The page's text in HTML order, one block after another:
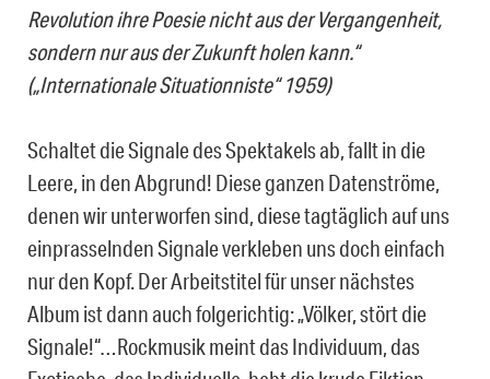
Revolution ihre Poesie nicht aus der Vergangenheit,
sondern nur aus der Zukunft holen kann.“
(„Internationale Situationniste“ 1959)
Schaltet die Signale des Spektakels ab, fallt in die
Leere, in den Abgrund! Diese ganzen Datenströme,
denen wir unterworfen sind, diese tagtäglich auf uns
einprasselnden Signale verkleben uns doch einfach
nur den Kopf. Der Arbeitstitel für unser nächstes
Album ist dann auch folgerichtig: „Völker, stört die
Signale!“…Rockmusik meint das Individuum, das